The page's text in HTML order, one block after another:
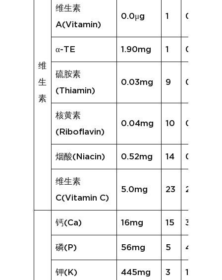
维
生
素
维生素
A(Vitamin)
0.0μg 1 0.0μg
α-TE 1.90mg 1 0.09mg
硫胺素
(Thiamin)
0.03mg 9 0.04mg
核黄素
(Riboflavin)
0.04mg 10 0.06mg
烟酸(Niacin) 0.52mg 14 0.82mg
维生素
C(Vitamin C)
5.0mg 23 24.7mg
钙(Ca) 16mg 15 30mg
磷(P) 56mg 5 42mg
钾(K) 445mg 3 189mg